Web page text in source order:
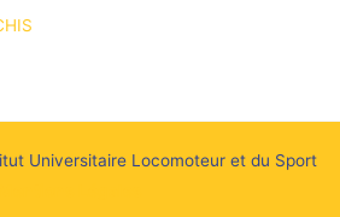
Universitaire Locomoteur et du Sport